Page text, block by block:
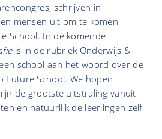
schrijven in
mensen uit om te komen
School. In de komende
is in de rubriek Onderwijs &
school aan het woord over de
Future School. We hopen
de grootste uitstraling vanuit
en natuurlijk de leerlingen zelf